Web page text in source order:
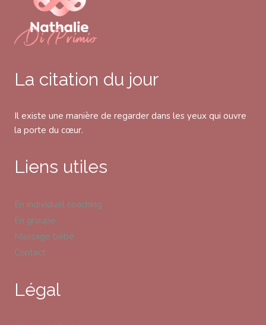
La citation du jour
Il existe une manière de regarder dans les yeux qui ouvre
la porte du cœur.
Liens utiles
En individuel coaching
En groupe
Massage bébé
Contact
Légal